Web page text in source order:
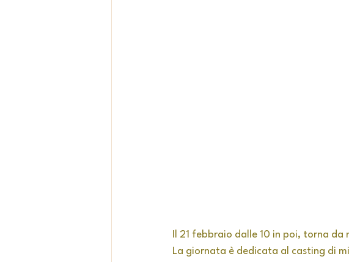
Il 21 febbraio dalle 10 in poi, torna da
La giornata è dedicata al casting di